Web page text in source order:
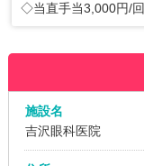
◇当直手当3,000円/回
施設名
吉沢眼科医院